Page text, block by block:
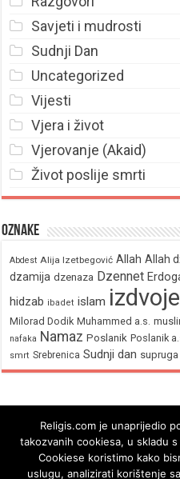
Savjeti i mudrosti
Sudnji Dan
Uncategorized
Vijesti
Vjera i život
Vjerovanje (Akaid)
Život poslije smrti
Oznake
Abdest Alija Izetbegović Allah Allah
dzamija dzenaza Dzennet
hidzab ibadet islam
Milorad Dodik Muhammed a.s.
nafaka Namaz Poslanik Poslanik
smrt Srebrenica Sudnji dan supruga
Religis.com je unaprijedio
takozvanih cookiesa, u skladu
Cookiese koristimo kako
uslugu, analizirati korištenje